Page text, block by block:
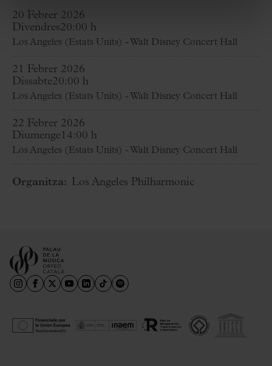
20 Febrer 2026
Divendres20:00 h
Los Angeles (Estats Units) - Walt Disney Concert Hall
21 Febrer 2026
Dissabte20:00 h
Los Angeles (Estats Units) - Walt Disney Concert Hall
22 Febrer 2026
Diumenge14:00 h
Los Angeles (Estats Units) - Walt Disney Concert Hall
Organitza: Los Angeles Philharmonic